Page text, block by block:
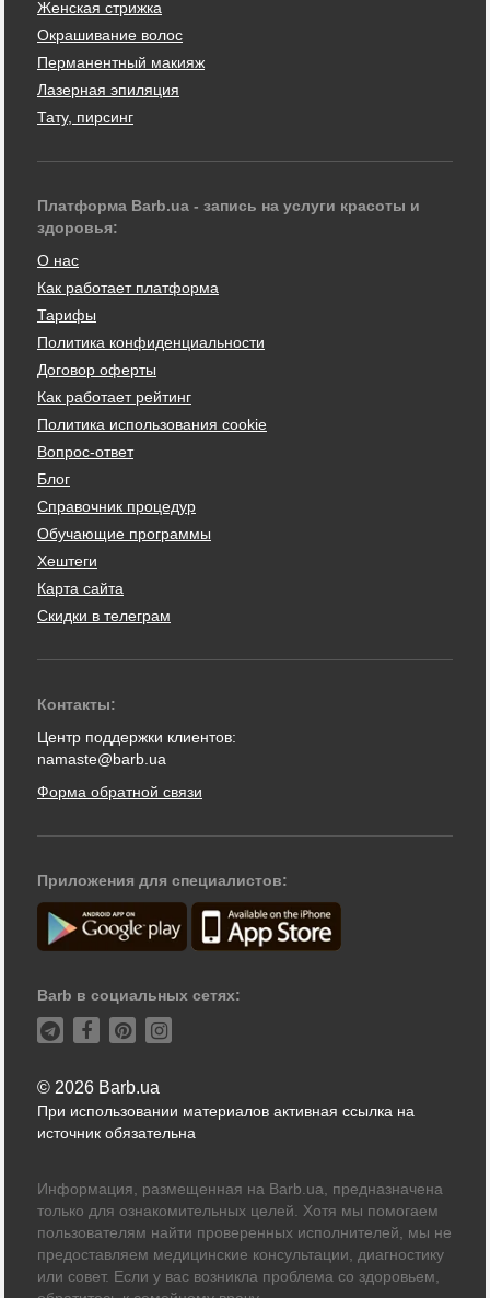
Женская стрижка
Окрашивание волос
Перманентный макияж
Лазерная эпиляция
Тату, пирсинг
Платформа Barb.ua - запись на услуги красоты и
здоровья:
О нас
Как работает платформа
Тарифы
Политика конфиденциальности
Договор оферты
Как работает рейтинг
Политика использования cookie
Вопрос-ответ
Блог
Справочник процедур
Обучающие программы
Хештеги
Карта сайта
Скидки в телеграм
Контакты:
Центр поддержки клиентов:
namaste@barb.ua
Форма обратной связи
Приложения для специалистов:
Barb в социальных сетях:
© 2026 Barb.ua
При использовании материалов активная ссылка на
источник обязательна
Информация, размещенная на Barb.ua, предназначена
только для ознакомительных целей. Хотя мы помогаем
пользователям найти проверенных исполнителей, мы не
предоставляем медицинские консультации, диагностику
или совет. Если у вас возникла проблема со здоровьем,